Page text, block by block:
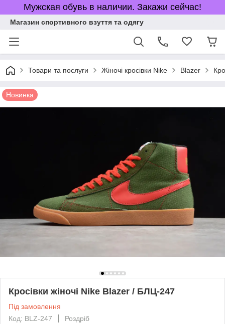
Мужская обувь в наличии. Закажи сейчас!
Магазин спортивного взуття та одягу
Товари та послуги Жіночі кросівки Nike Blazer
Новинка
Кросівки жіночі Nike Blazer / БЛЦ-247
Під замовлення
Код: BLZ-247
Роздріб